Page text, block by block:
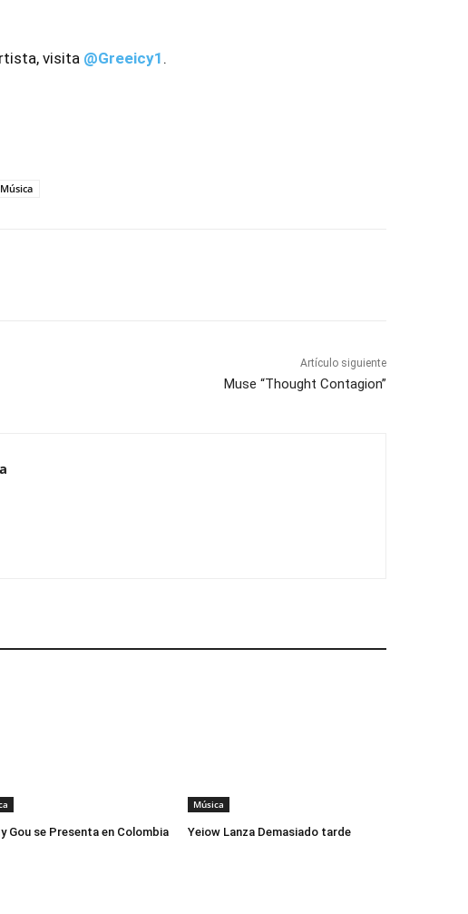
visita @Greeicy1 .
Música
Artículo siguiente
Muse “Thought Contagion”
Gou se Presenta en Colombia
Música
Yeiow Lanza Demasiado tarde